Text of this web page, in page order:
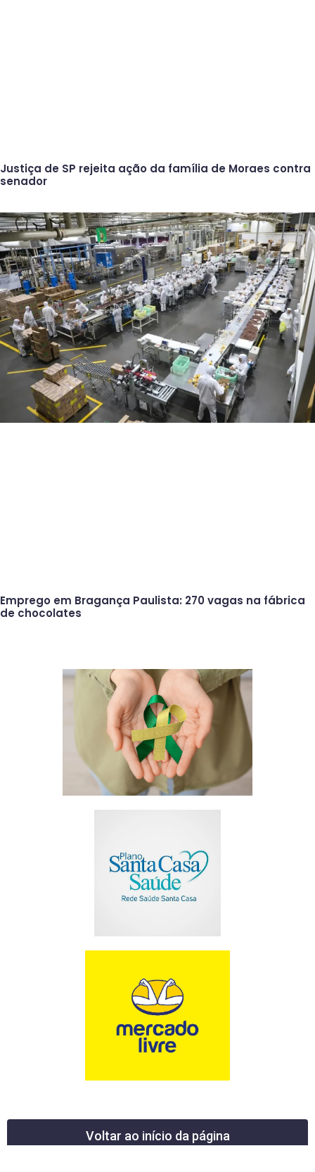
Justiça de SP rejeita ação da família de Moraes contra
senador
Emprego em Bragança Paulista: 270 vagas na fábrica
de chocolates
Voltar ao início da página